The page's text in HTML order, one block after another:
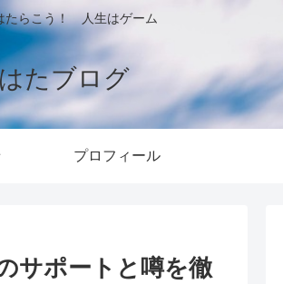
たらこう！ 人生はゲーム
たブログ
プロフィール
サポートと噂を徹